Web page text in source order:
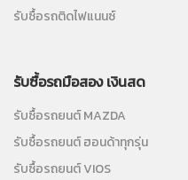
รับซื้อรถติดไฟแนนซ์
รับซื้อรถมือสอง เงินสด
รับซื้อรถยนต์ MAZDA
รับซื้อรถยนต์ ฮอนด้าทุกรุ่น
รับซื้อรถยนต์ VIOS